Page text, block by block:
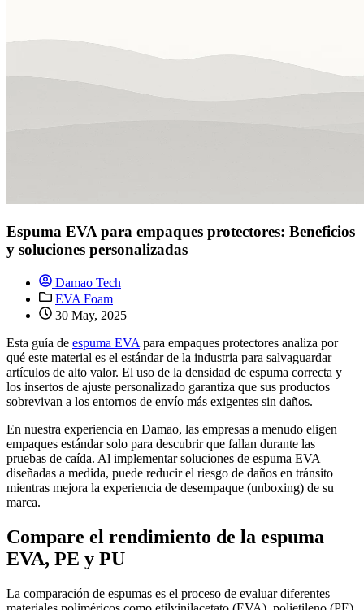
Espuma EVA para empaques protectores: Beneficios
y soluciones personalizadas
Damao Tech
EVA Foam
30 May, 2025
Esta guía de espuma EVA para empaques protectores analiza por
qué este material es el estándar de la industria para salvaguardar
artículos de alto valor. El uso de la densidad de espuma correcta y
los insertos de ajuste personalizado garantiza que sus productos
sobrevivan a los entornos de envío más exigentes sin daños.
En nuestra experiencia en Damao, las empresas a menudo eligen
empaques estándar solo para descubrir que fallan durante las
pruebas de caída. Al implementar soluciones de espuma EVA
diseñadas a medida, puede reducir el riesgo de daños en tránsito
mientras mejora la experiencia de desempaque (unboxing) de su
marca.
Compare el rendimiento de la espuma
EVA, PE y PU
La comparación de espumas es el proceso de evaluar diferentes